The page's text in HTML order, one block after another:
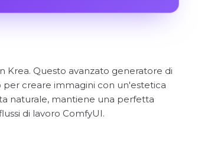
Krea. Questo avanzato generatore di
creare immagini con un'estetica
naturale, mantiene una perfetta
di lavoro ComfyUI.